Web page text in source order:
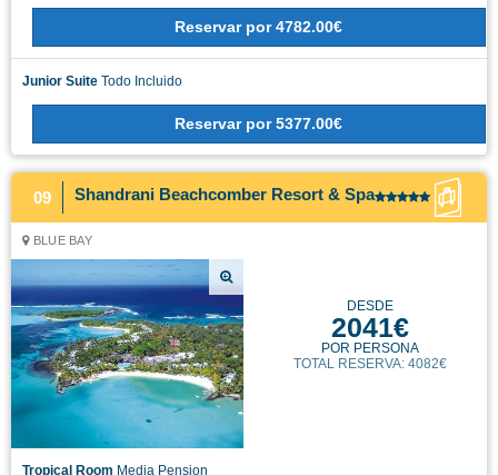
Reservar por 4782.00€
Junior Suite Todo Incluido
Reservar por 5377.00€
09 Shandrani Beachcomber Resort & Spa
BLUE BAY
DESDE
2041€
POR PERSONA
TOTAL RESERVA: 4082€
Tropical Room Media Pension